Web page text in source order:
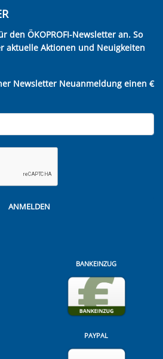
den ÖKOPROFI-Newsletter an. So
aktuelle Aktionen und Neuigkeiten
Newsletter Neuanmeldung einen €
ANMELDEN
BANKEINZUG
PAYPAL